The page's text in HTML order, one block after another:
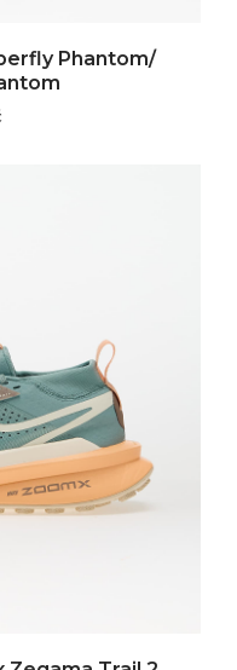
Phantom/